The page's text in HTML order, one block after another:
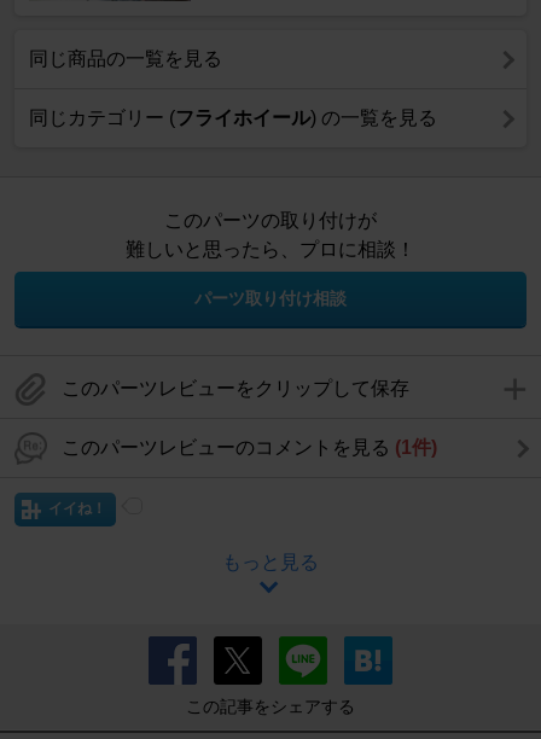
同じ商品の一覧を見る
同じカテゴリー (フライホイール) の一覧を見る
このパーツの取り付けが
難しいと思ったら、プロに相談！
パーツ取り付け相談
このパーツレビューをクリップして保存
このパーツレビューのコメントを見る (1件)
イイね！
もっと見る
この記事をシェアする